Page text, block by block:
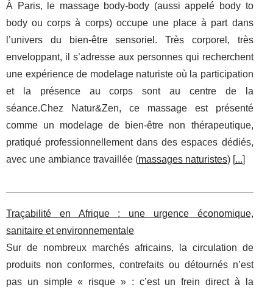
À Paris, le massage body‑body (aussi appelé body to
body ou corps à corps) occupe une place à part dans
l’univers du bien‑être sensoriel. Très corporel, très
enveloppant, il s’adresse aux personnes qui recherchent
une expérience de modelage naturiste où la participation
et la présence au corps sont au centre de la
séance.Chez Natur&Zen, ce massage est présenté
comme un modelage de bien‑être non thérapeutique,
pratiqué professionnellement dans des espaces dédiés,
avec une ambiance travaillée (massages naturistes) [...]
Traçabilité en Afrique : une urgence économique,
sanitaire et environnementale
Sur de nombreux marchés africains, la circulation de
produits non conformes, contrefaits ou détournés n’est
pas un simple « risque » : c’est un frein direct à la